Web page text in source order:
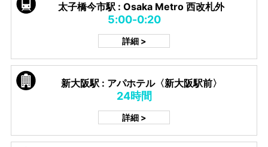
太子橋今市駅 : Osaka Metro 西改札外
5:00-0:20
詳細 >
新大阪駅 : アパホテル〈新大阪駅前〉
24時間
詳細 >